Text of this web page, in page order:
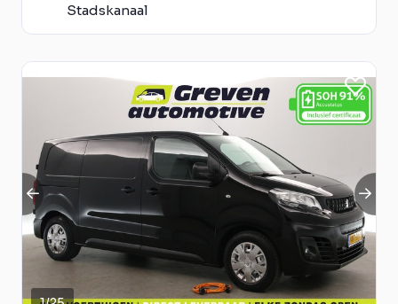
Stadskanaal